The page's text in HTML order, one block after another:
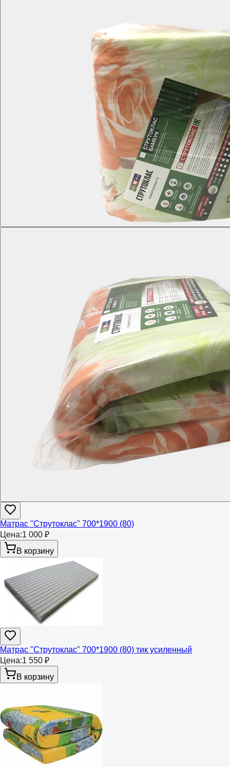
Матрас "Струтоклас" 700*1900 (80)
Цена:1 000 ₽
В корзину
Матрас "Струтоклас" 700*1900 (80) тик усиленный
Цена:1 550 ₽
В корзину